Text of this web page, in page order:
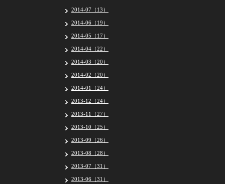
2014-07（13）
2014-06（19）
2014-05（17）
2014-04（22）
2014-03（20）
2014-02（20）
2014-01（24）
2013-12（24）
2013-11（27）
2013-10（25）
2013-09（26）
2013-08（28）
2013-07（31）
2013-06（31）